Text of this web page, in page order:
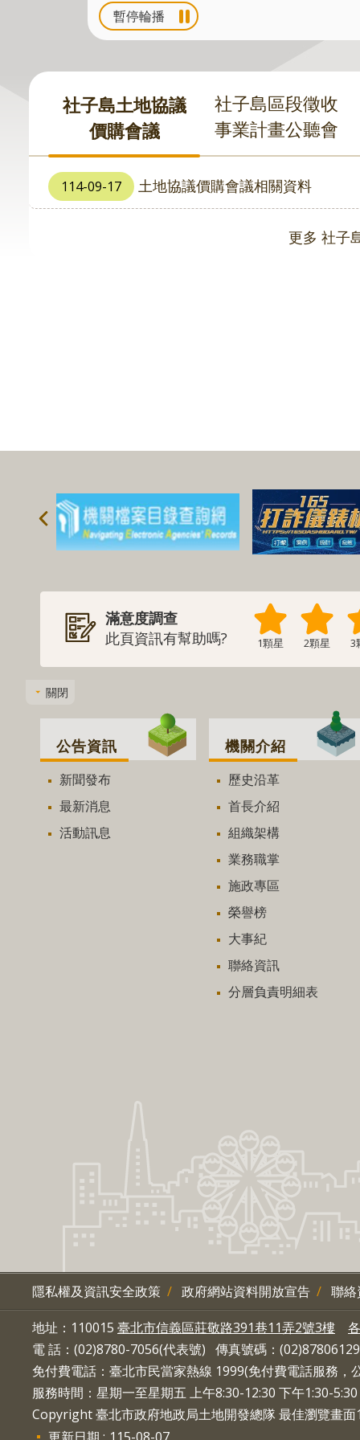
暫停輪播
社子島土地協議
價購會議
社子島區段徵收
事業計畫公聽會
114-09-17 土地協議價購會議相關資料
更多 社子
滿意度調查
此頁資訊有幫助嗎?
1顆星 2顆星 3
關閉
公告資訊
新聞發布
最新消息
活動訊息
機關介紹
歷史沿革
首長介紹
組織架構
業務職掌
施政專區
榮譽榜
大事紀
聯絡資訊
分層負責明細表
隱私權及資訊安全政策 政府網站資料開放宣告 聯
地址：110015 臺北市信義區莊敬路391巷11弄2號3樓
電 話：(02)8780-7056(代表號) 傳真號碼：(02)87806129
免付費電話：臺北市民當家熱線 1999(免付費電話服務，
服務時間：星期一至星期五 上午8:30-12:30 下午1:30-
Copyright 臺北市政府地政局土地開發總隊 最佳瀏覽畫